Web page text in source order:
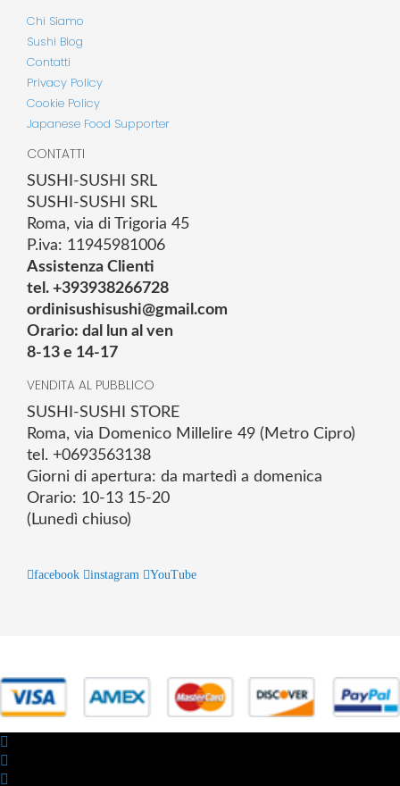
Chi Siamo
Sushi Blog
Contatti
Privacy Policy
Cookie Policy
Japanese Food Supporter
CONTATTI
SUSHI-SUSHI SRL
SUSHI-SUSHI SRL
Roma, via di Trigoria 45
P.iva: 11945981006
Assistenza Clienti
tel. +393938266728
ordinisushisushi@gmail.com
Orario: dal lun al ven
8-13 e 14-17
VENDITA AL PUBBLICO
SUSHI-SUSHI STORE
Roma, via Domenico Millelire 49 (Metro Cipro)
tel. +0693563138
Giorni di apertura: da martedì a domenica
Orario: 10-13 15-20
(Lunedì chiuso)
facebook instagram YouTube